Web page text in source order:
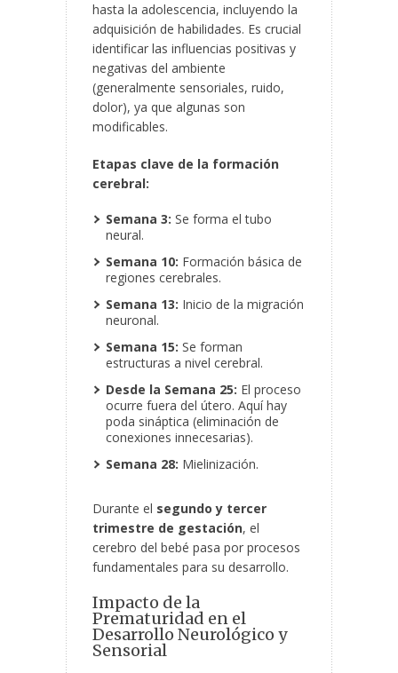
hasta la adolescencia, incluyendo la
adquisición de habilidades. Es crucial
identificar las influencias positivas y
negativas del ambiente
(generalmente sensoriales, ruido,
dolor), ya que algunas son
modificables.
Etapas clave de la formación
cerebral:
Semana 3: Se forma el tubo
neural.
Semana 10: Formación básica de
regiones cerebrales.
Semana 13: Inicio de la migración
neuronal.
Semana 15: Se forman
estructuras a nivel cerebral.
Desde la Semana 25: El proceso
ocurre fuera del útero. Aquí hay
poda sináptica (eliminación de
conexiones innecesarias).
Semana 28: Mielinización.
Durante el segundo y tercer
trimestre de gestación, el
cerebro del bebé pasa por procesos
fundamentales para su desarrollo.
Impacto de la
Prematuridad en el
Desarrollo Neurológico y
Sensorial